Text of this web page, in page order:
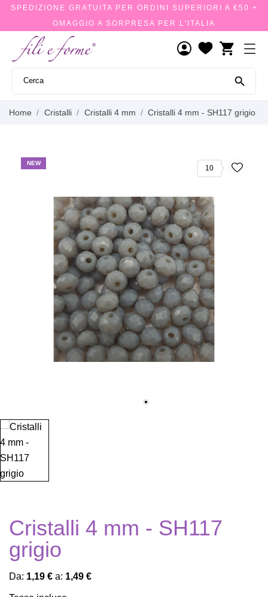
SPEDIZIONE GRATUITA PER ORDINI SUPERIORI A €50 +
OMAGGIO A SORPRESA PER L'ITALIA
shopping_cart

Home Cristalli Cristalli 4 mm Cristalli 4 mm - SH117 grigio
NEW
10
Cristalli 4 mm - SH117
grigio
Da: 1,19 € a: 1,49 €